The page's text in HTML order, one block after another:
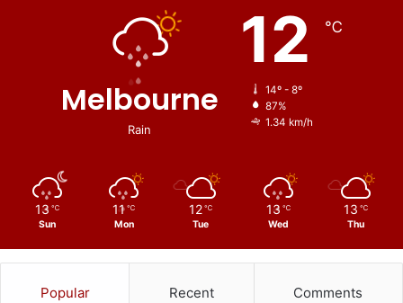
Melbourne
Rain
12 ℃
14º - 8º
87%
1.34 km/h
13 ℃
Sun
11 ℃
Mon
12 ℃
Tue
13 ℃
Wed
13 ℃
Thu
Popular Recent Comments